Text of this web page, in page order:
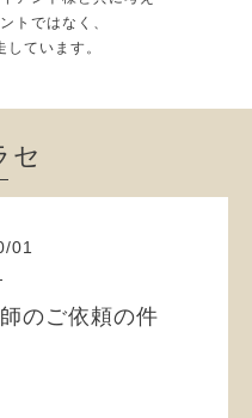
トではなく、
ています。
セ
/01
のご依頼の件